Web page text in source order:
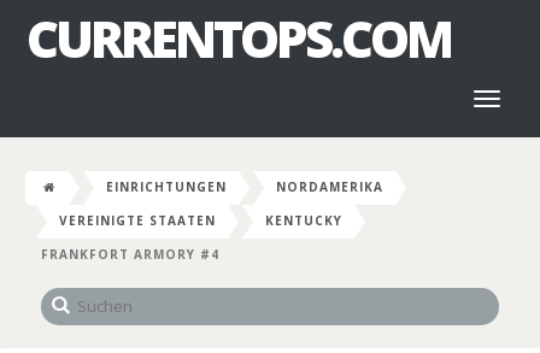
CURRENTOPS.COM
EINRICHTUNGEN
NORDAMERIKA
VEREINIGTE STAATEN
KENTUCKY
FRANKFORT ARMORY #4